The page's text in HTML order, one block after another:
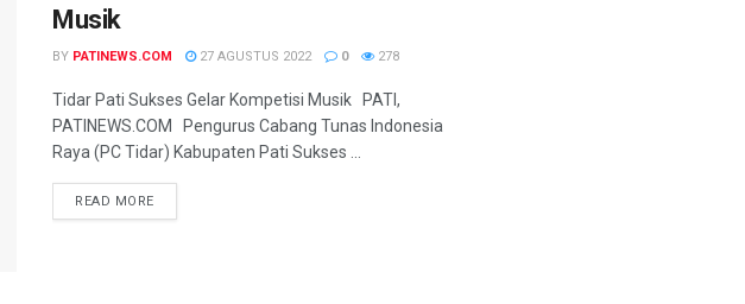
Musik
BY PATINEWS.COM 27 AGUSTUS 2022 0 278
Tidar Pati Sukses Gelar Kompetisi Musik PATI,
PATINEWS.COM Pengurus Cabang Tunas Indonesia
Raya (PC Tidar) Kabupaten Pati Sukses ...
READ MOREDETAILS